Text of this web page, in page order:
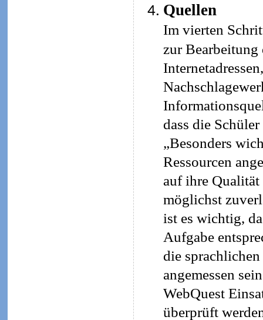
Quellen
Im vierten
zur Bearbeitung
dass die
„Besonders
Ressourcen
auf ihre
möglichst
ist es wichtig,
Aufgabe
die
angemessen
WebQuest
überprüft